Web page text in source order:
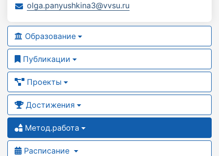
olga.panyushkina3@vvsu.ru
Образование
Публикации
Проекты
Достижения
Метод.работа
Расписание